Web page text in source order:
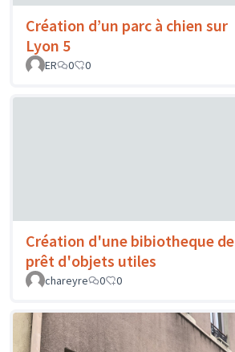
Création d’un parc à chien sur
Lyon 5
ER
0 0
Création d'une bibiotheque de
prêt d'objets utiles
chareyre
0 0